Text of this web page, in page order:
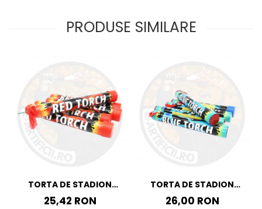
PRODUSE SIMILARE
TORTA DE STADION
CULOAREA ROSIE
25,42 RON
TORTA DE STADION
CULOAREA ALBASTRA
26,00 RON